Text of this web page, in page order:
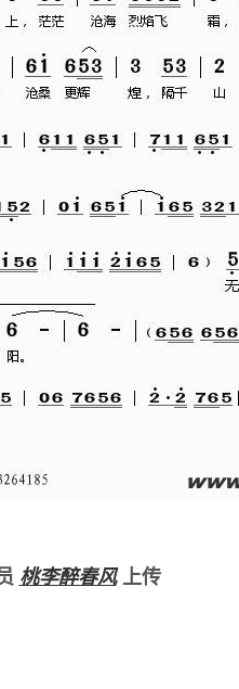
桃李醉春风上传